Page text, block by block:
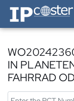
IP-Coster — Home
IN
FAHRRAD